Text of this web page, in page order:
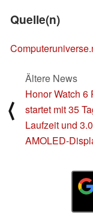
Quelle(n)
⟨
Ältere News
Honor Watch 6
startet mit 35
Laufzeit und
AMOLED-